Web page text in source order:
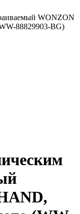
WONZON
88829903-BG)